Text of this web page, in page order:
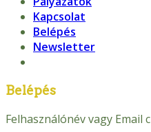
Kapcsolat
Belépés
Newsletter
Belépés
Felhasználónév vagy Email